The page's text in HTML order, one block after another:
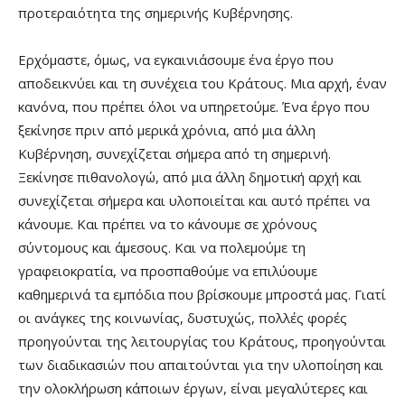
προτεραιότητα της σημερινής Κυβέρνησης.
Ερχόμαστε, όμως, να εγκαινιάσουμε ένα έργο που
αποδεικνύει και τη συνέχεια του Κράτους. Μια αρχή, έναν
κανόνα, που πρέπει όλοι να υπηρετούμε. Ένα έργο που
ξεκίνησε πριν από μερικά χρόνια, από μια άλλη
Κυβέρνηση, συνεχίζεται σήμερα από τη σημερινή.
Ξεκίνησε πιθανολογώ, από μια άλλη δημοτική αρχή και
συνεχίζεται σήμερα και υλοποιείται και αυτό πρέπει να
κάνουμε. Και πρέπει να το κάνουμε σε χρόνους
σύντομους και άμεσους. Και να πολεμούμε τη
γραφειοκρατία, να προσπαθούμε να επιλύουμε
καθημερινά τα εμπόδια που βρίσκουμε μπροστά μας. Γιατί
οι ανάγκες της κοινωνίας, δυστυχώς, πολλές φορές
προηγούνται της λειτουργίας του Κράτους, προηγούνται
των διαδικασιών που απαιτούνται για την υλοποίηση και
την ολοκλήρωση κάποιων έργων, είναι μεγαλύτερες και